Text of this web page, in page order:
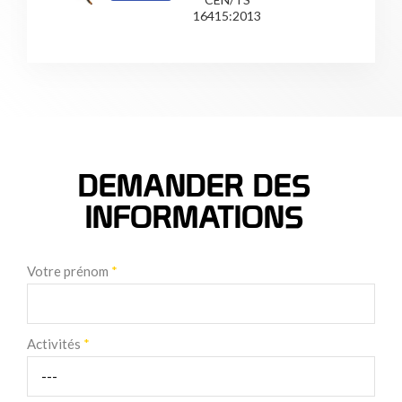
16415:2013
DEMANDER DES
INFORMATIONS
Votre prénom *
Activités *